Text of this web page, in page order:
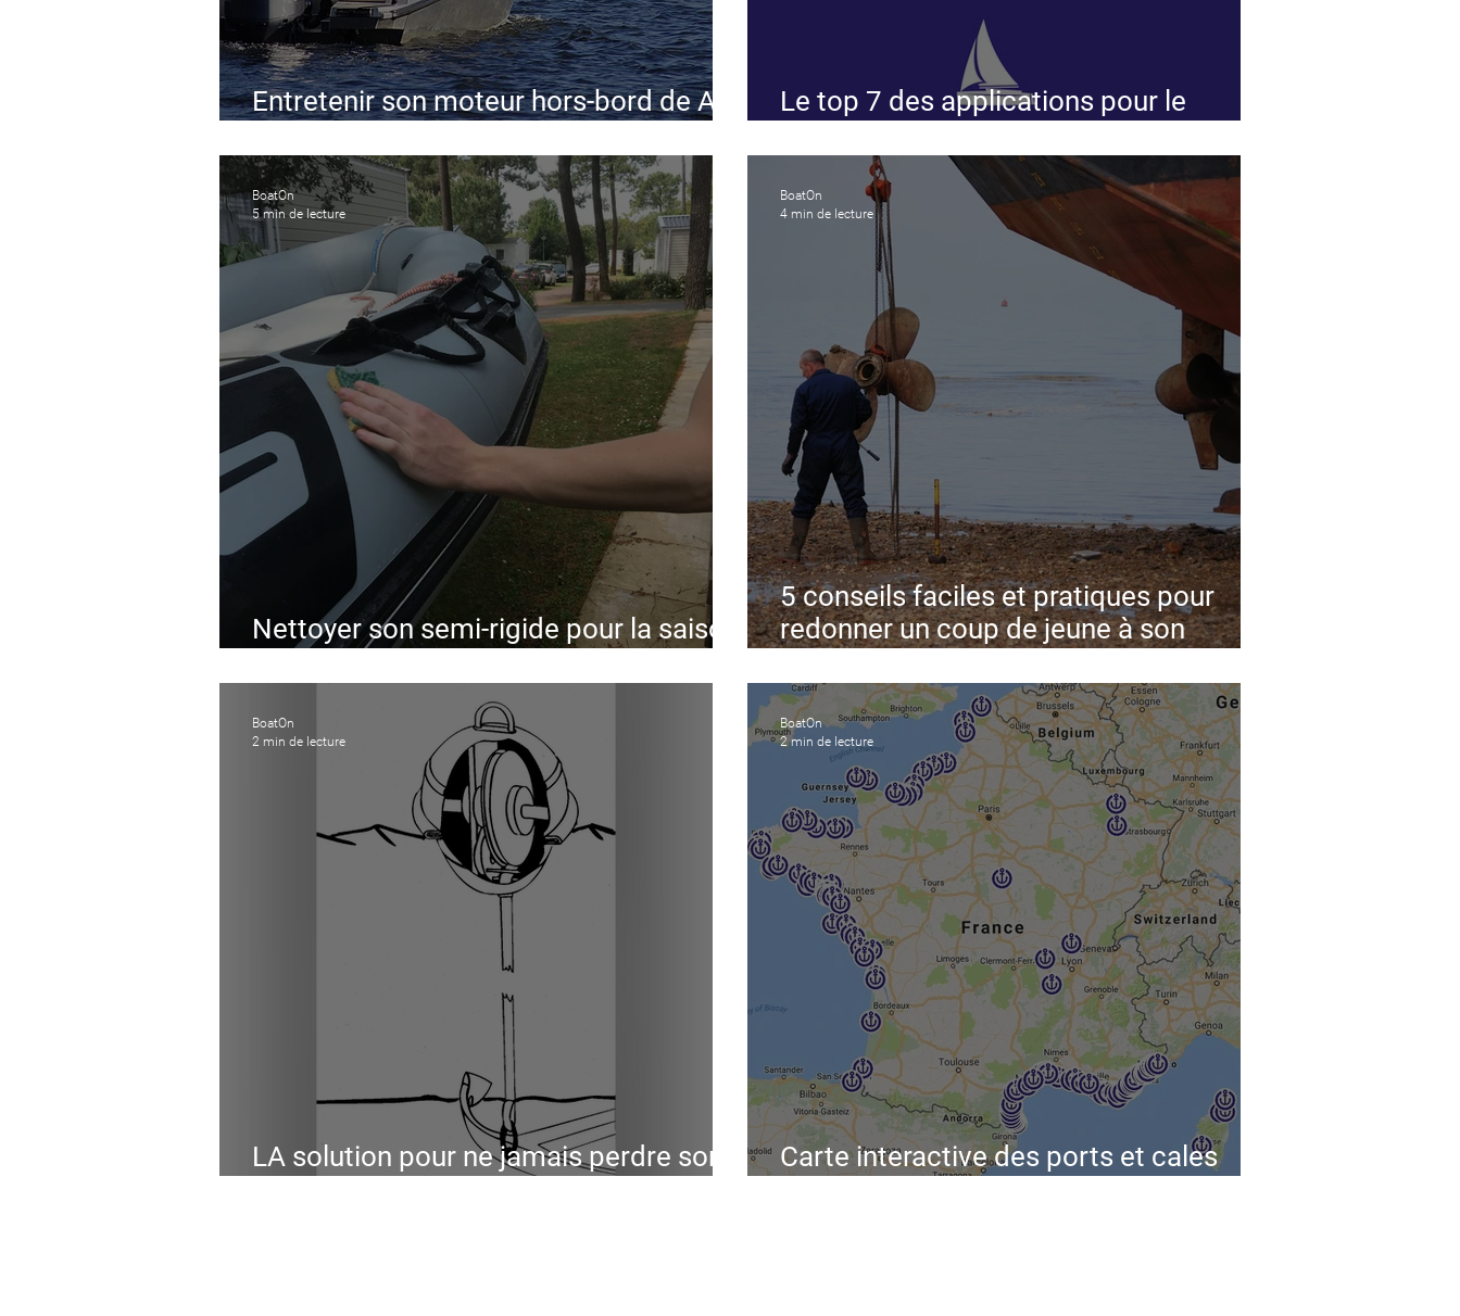
Entretenir son moteur hors-bord de A à
Le top 7 des applications pour le
Nettoyer son semi-rigide pour la saison
BoatOn
5 min de lecture
5 conseils faciles et pratiques pour
redonner un coup de jeune à son
BoatOn
4 min de lecture
LA solution pour ne jamais perdre son
BoatOn
2 min de lecture
Carte interactive des ports et cales
BoatOn
2 min de lecture